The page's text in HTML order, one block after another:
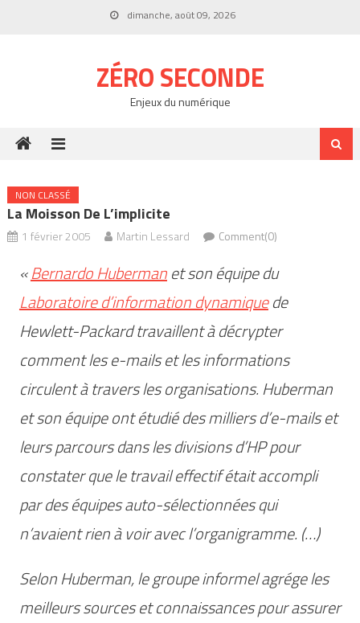
dimanche, août 09, 2026
ZÉRO SECONDE
Enjeux du numérique
NON CLASSÉ
La Moisson De L’implicite
1 février 2005 Martin Lessard Comment(0)
«Bernardo Hubermanet son équipe du
Laboratoire d’information dynamiquede
Hewlett-Packard travaillent à décrypter
comment les e-mails et les informations
circulent à travers les organisations. Huberman
et son équipe ont étudié des milliers d’e-mails et
leurs parcours dans les divisions d’HP pour
constater que le travail effectif était accompli
par des équipes auto-sélectionnées qui
n’avaient rien à voir avec l’organigramme. (…)
Selon Huberman, le groupe informel agrége les
meilleurs sources et connaissances pour assurer